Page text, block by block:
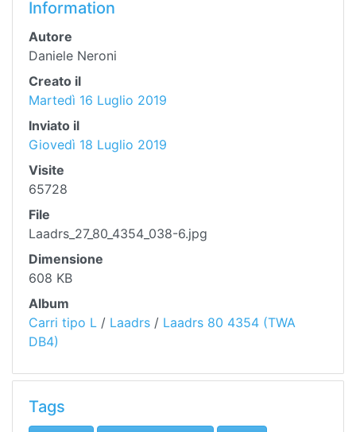
Information
Autore
Daniele Neroni
Creato il
Martedì 16 Luglio 2019
Inviato il
Giovedì 18 Luglio 2019
Visite
65728
File
Laadrs_27_80_4354_038-6.jpg
Dimensione
608 KB
Album
Carri tipo L / Laadrs / Laadrs 80 4354 (TWA
DB4)
Tags